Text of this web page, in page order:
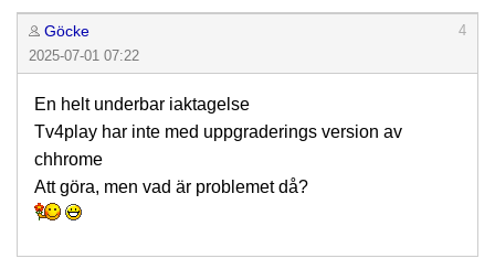
Göcke
4
2025-07-01 07:22
En helt underbar iaktagelse
Tv4play har inte med uppgraderings version av
chhrome
Att göra, men vad är problemet då?